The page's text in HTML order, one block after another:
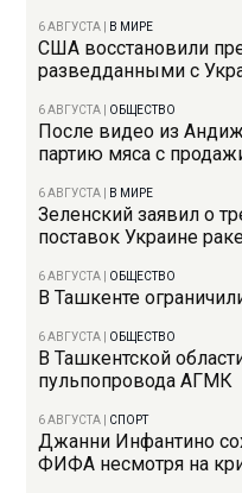
6 АВГУСТА В МИРЕ
США восстановили
разведданными с
6 АВГУСТА ОБЩЕСТВО
После видео из
партию мяса с
6 АВГУСТА В МИРЕ
Зеленский заявил о
поставок Украине
6 АВГУСТА ОБЩЕСТВО
В Ташкенте
6 АВГУСТА ОБЩЕСТВО
В Ташкентской
пульпопровода АГМК
6 АВГУСТА СПОРТ
Джанни Инфантино
ФИФА несмотря на